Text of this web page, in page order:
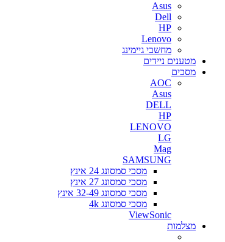
Asus
Dell
HP
Lenovo
מחשבי גיימינג
מטענים ניידים
מסכים
AOC
Asus
DELL
HP
LENOVO
LG
Mag
SAMSUNG
מסכי סמסונג 24 אינץ
מסכי סמסונג 27 אינץ
מסכי סמסונג 32-49 אינץ
מסכי סמסונג 4k
ViewSonic
מצלמות